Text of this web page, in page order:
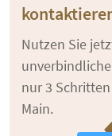
Nutzen Sie
nur 3
Main.